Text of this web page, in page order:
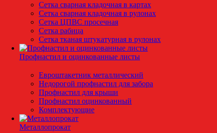
Сетка сварная кладочная в картах
Сетка сварная кладочная в рулонах
Сетка ЦПВС просечная
Сетка рабица
Сетка тканая штукатурная в рулонах
Профнастил и оцинкованные листы
Евроштакетник металлический
Недорогой профнастил для забора
Профнастил для крыши
Профнастил оцинкованный
Комплектующие
Металлопрокат